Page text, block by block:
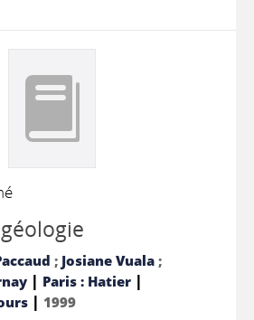
; Josiane Vuala;
| Paris : Hatier|
| 1999